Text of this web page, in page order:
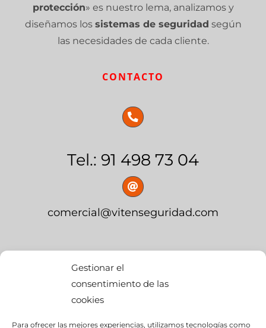
Gestionar el
consentimiento de las
cookies
Para ofrecer las mejores experiencias, utilizamos tecnologías como
protección» es nuestro lema, analizamos y
diseñamos los sistemas de seguridad según
las necesidades de cada cliente.
CONTACTO
Tel.: 91 498 73 04
comercial@vitenseguridad.com
calle Palier, s/n